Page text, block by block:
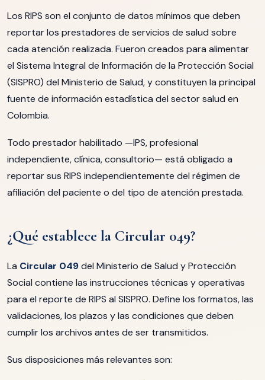
Los RIPS son el conjunto de datos mínimos que deben
reportar los prestadores de servicios de salud sobre
cada atención realizada. Fueron creados para alimentar
el Sistema Integral de Información de la Protección Social
(SISPRO) del Ministerio de Salud, y constituyen la principal
fuente de información estadística del sector salud en
Colombia.
Todo prestador habilitado —IPS, profesional
independiente, clínica, consultorio— está obligado a
reportar sus RIPS independientemente del régimen de
afiliación del paciente o del tipo de atención prestada.
¿Qué establece la Circular 049?
La Circular 049del Ministerio de Salud y Protección
Social contiene las instrucciones técnicas y operativas
para el reporte de RIPS al SISPRO. Define los formatos, las
validaciones, los plazos y las condiciones que deben
cumplir los archivos antes de ser transmitidos.
Sus disposiciones más relevantes son: